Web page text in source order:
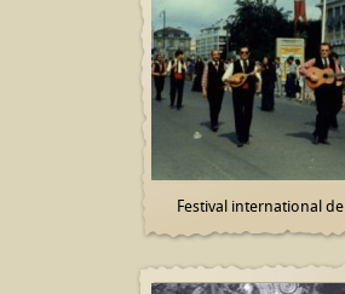
Festival international de...